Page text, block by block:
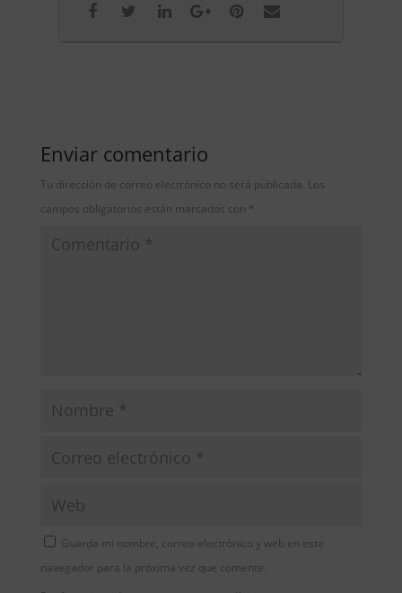
Enviar comentario
Tu dirección de correo electrónico no será publicada. Los
campos obligatorios están marcados con *
Guarda mi nombre, correo electrónico y web en este
navegador para la próxima vez que comente.